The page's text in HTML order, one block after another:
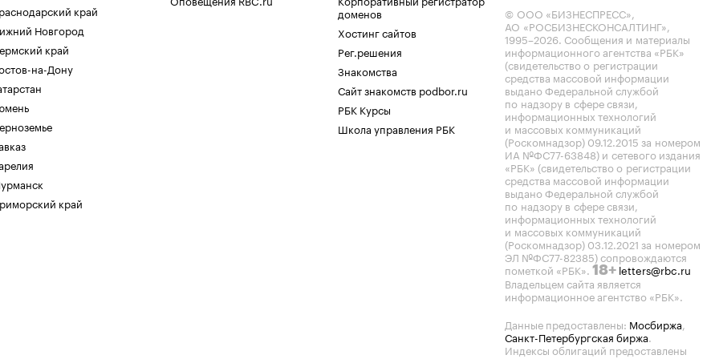
край
Новгород
край
на-Дону
край
доменов
Хостинг сайтов
Рег.решения
Знакомства
Сайт знакомств podbor.ru
РБК Курсы
Школа управления РБК
© ООО «БИЗНЕСПРЕСС»,
АО «РОСБИЗНЕСКОНСАЛТИНГ»,
1995–2026. Сообщения и материалы
информационного агентства «РБК»
(свидетельство о регистрации
средства массовой информации
выдано Федеральной службой
по надзору в сфере связи,
информационных технологий
и массовых коммуникаций
(Роскомнадзор) 09.12.2015 за номером
ИА №ФС77-63848) и сетевого издания
«РБК» (свидетельство о регистрации
средства массовой информации
выдано Федеральной службой
по надзору в сфере связи,
информационных технологий
и массовых коммуникаций
(Роскомнадзор) 03.12.2021 за номером
ЭЛ №ФС77-82385) сопровождаются
пометкой «РБК». 18+ letters@rbc.ru
Владельцем сайта является
информационное агентство «РБК».
Данные предоставлены: Мосбиржа,
Санкт-Петербургская биржа.
Индексы облигаций предоставлены